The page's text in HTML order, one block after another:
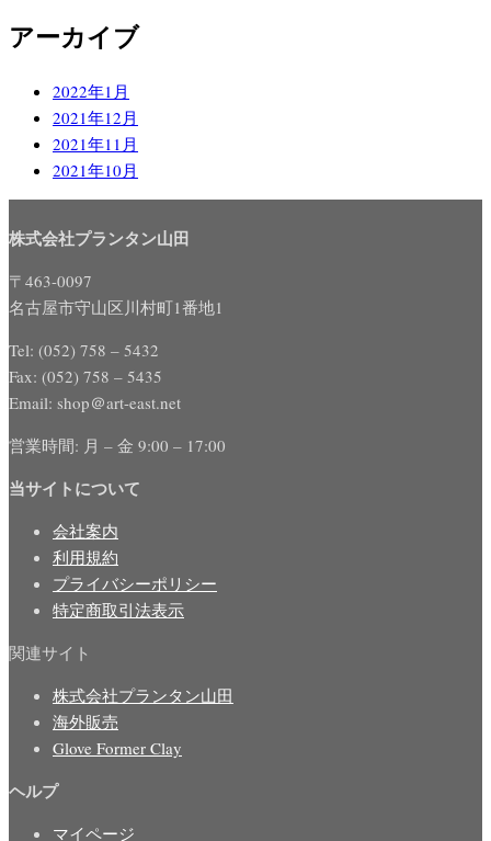
アーカイブ
2022年1月
2021年12月
2021年11月
2021年10月
株式会社プランタン山田
〒463-0097
名古屋市守山区川村町1番地1
Tel: (052) 758 – 5432
Fax: (052) 758 – 5435
Email: shop＠art-east.net
営業時間: 月 – 金 9:00 – 17:00
当サイトについて
会社案内
利用規約
プライバシーポリシー
特定商取引法表示
関連サイト
株式会社プランタン山田
海外販売
Glove Former Clay
ヘルプ
マイページ